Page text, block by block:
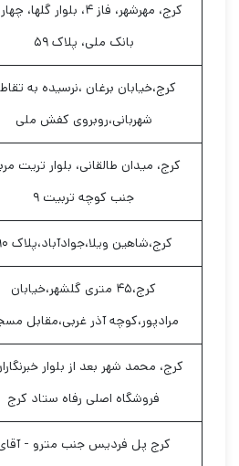
کرج، مهرشهر، فاز ۴، بلوار گلها،
بانک ملی، پلاک ۵۹
کرج،خیابان برغان ،نرسیده به
شهربانی،روبروی کفش ملی
کرج، میدان طالقانی، بلوار تریت
جنب کوچه تربیت ۹
کرج،شاهین ویلا،جوادآباد،پلاک ۹۰
کرج،۴۵ متری گلشهر،خیابان
مرادپور،کوچه آذر غربی،مقابل
کرج، محمد شهر بعد از بلوار
فروشگاه اصلی رفاه ستاد کرج
کرج پل فردیس جنب مترو -